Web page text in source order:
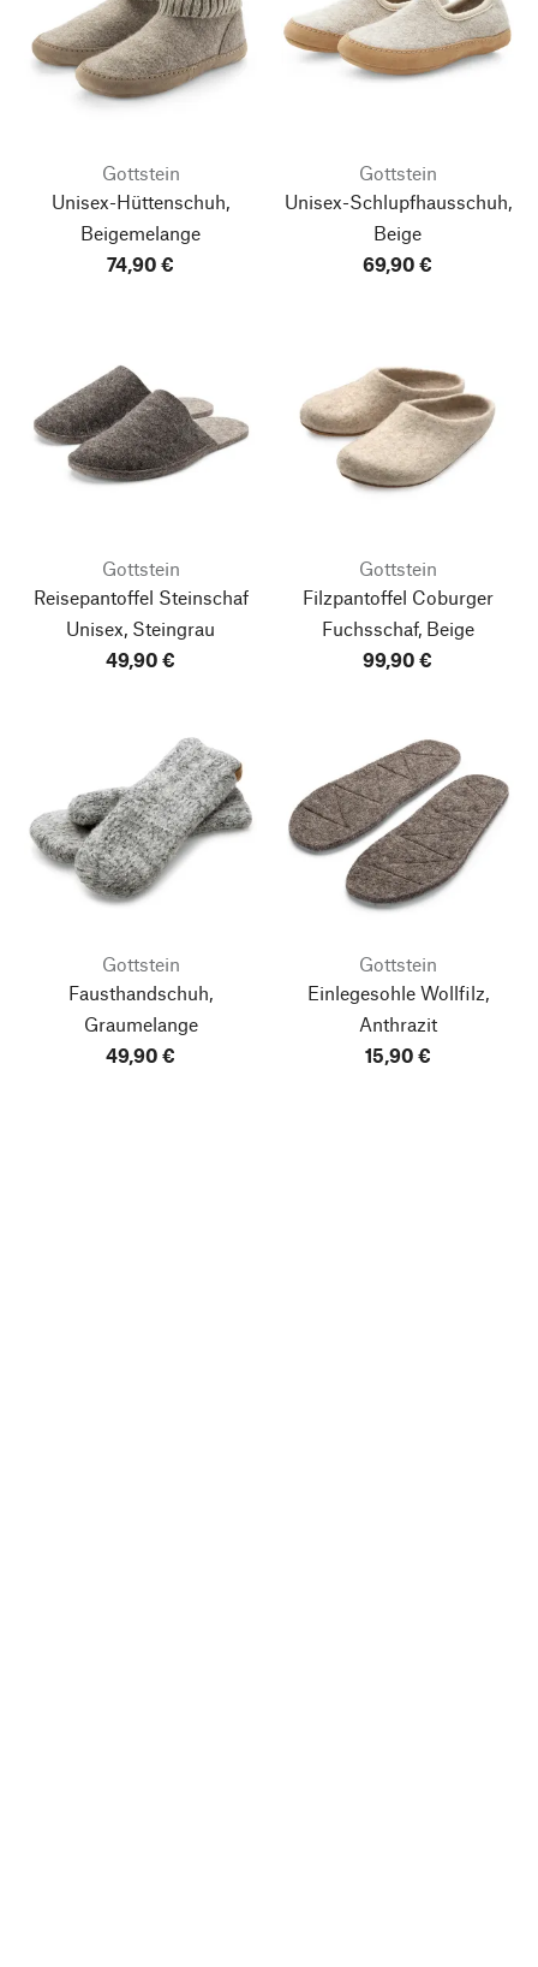
Gottstein
Unisex-Hüttenschuh,
Beigemelange
74,90 €
Gottstein
Unisex-Schlupfhausschuh,
Beige
69,90 €
Gottstein
Reisepantoffel Steinschaf
Unisex, Steingrau
49,90 €
Gottstein
Filzpantoffel Coburger
Fuchsschaf, Beige
99,90 €
Gottstein
Fausthandschuh,
Graumelange
49,90 €
Gottstein
Einlegesohle Wollfilz,
Anthrazit
15,90 €